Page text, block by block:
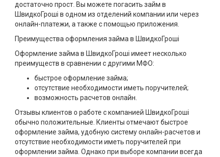
достаточно прост. Вы можете погасить займ в
ШвидкоГроші в одном из отделений компании или через
онлайн-платежи, а также с помощью приложения.
Преимущества оформления займа в ШвидкоГроші
Оформление займа в ШвидкоГроші имеет несколько
преимуществ в сравнении с другими МФО:
быстрое оформление займа;
отсутствие необходимости иметь поручителей;
возможность расчетов онлайн.
Отзывы клиентов о работе с компанией ШвидкоГроші
обычно положительные. Клиенты отмечают быстрое
оформление займа, удобную систему онлайн-расчетов и
отсутствие необходимости иметь поручителей при
оформлении займа. Однако при выборе компании всегда